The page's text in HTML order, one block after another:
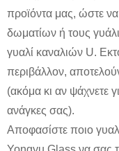
προϊόντα μας, ώστε
δωματίων ή τους
γυαλί καναλιών U.
περιβάλλον,
(ακόμα κι αν ψάχνετε
ανάγκες σας).
Αποφασίστε ποιο